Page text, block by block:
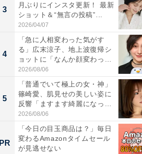
3
月ぶりにインスタ更新！ 最新
ショット＆“無言の投稿”...
2026/04/07
4
「急に人相変わった気がす
る」広末涼子、地上波復帰シ
ョットに「なんか顔変わっ
た」の...
2026/08/06
5
「普通でいて極上の女・神」
篠崎愛、肌見せの美しい姿に
反響「ますます綺麗になって
い...
2026/08/06
PR
「今日の目玉商品は？」毎日
変わるAmazonタイムセール
が見逃せない